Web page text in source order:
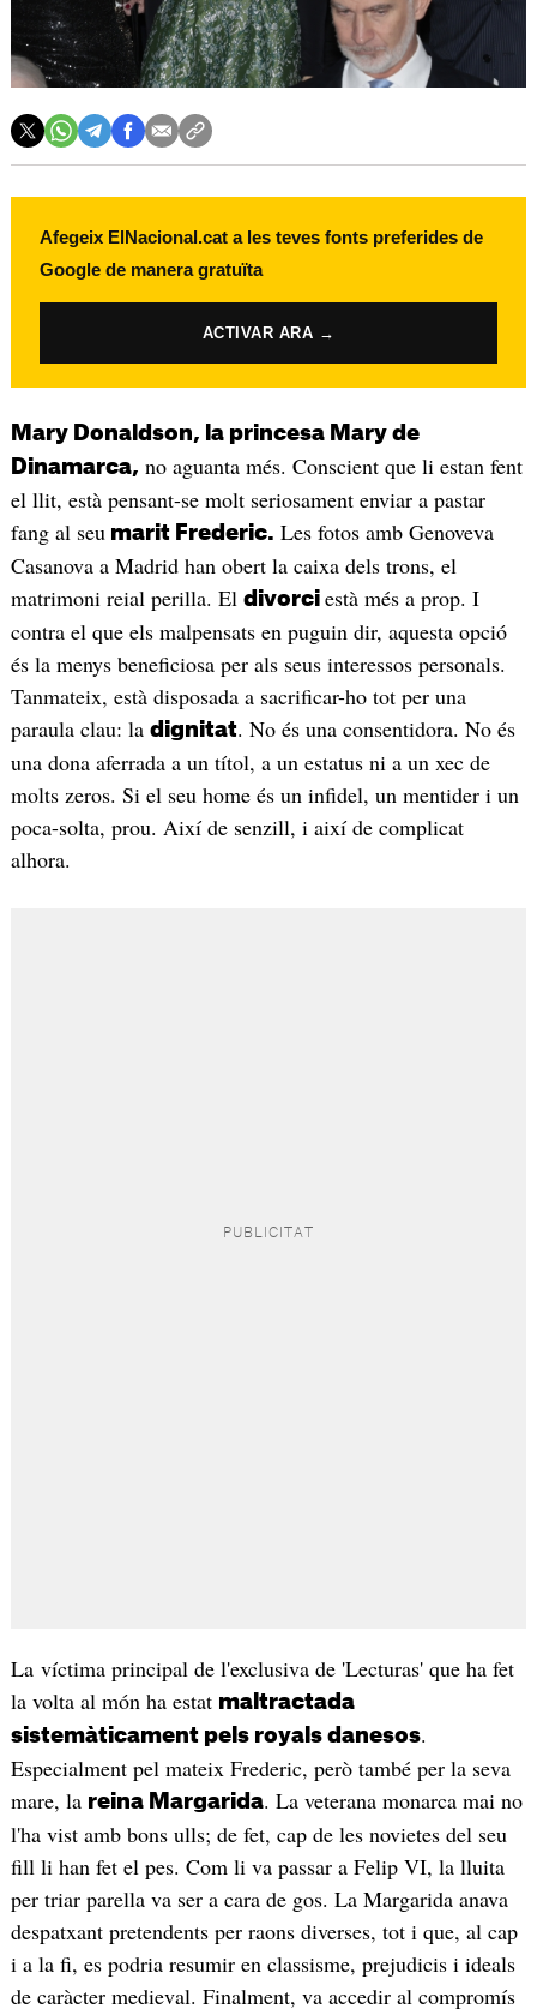
Afegeix ElNacional.cat a les teves fonts preferides de
Google de manera gratuïta
ACTIVAR ARA →
Mary Donaldson, la princesa Mary de
Dinamarca, no aguanta més. Conscient que li estan fent
el llit, està pensant-se molt seriosament enviar a pastar
fang al seu marit Frederic. Les fotos amb Genoveva
Casanova a Madrid han obert la caixa dels trons, el
matrimoni reial perilla. El divorci està més a prop. I
contra el que els malpensats en puguin dir, aquesta opció
és la menys beneficiosa per als seus interessos personals.
Tanmateix, està disposada a sacrificar-ho tot per una
paraula clau: la dignitat. No és una consentidora. No és
una dona aferrada a un títol, a un estatus ni a un xec de
molts zeros. Si el seu home és un infidel, un mentider i un
poca-solta, prou. Així de senzill, i així de complicat
alhora.
La víctima principal de l'exclusiva de 'Lecturas' que ha fet
la volta al món ha estat maltractada
sistemàticament pels royals danesos.
Especialment pel mateix Frederic, però també per la seva
mare, la reina Margarida. La veterana monarca mai no
l'ha vist amb bons ulls; de fet, cap de les novietes del seu
fill li han fet el pes. Com li va passar a Felip VI, la lluita
per triar parella va ser a cara de gos. La Margarida anava
despatxant pretendents per raons diverses, tot i que, al cap
i a la fi, es podria resumir en classisme, prejudicis i ideals
de caràcter medieval. Finalment, va accedir al compromís